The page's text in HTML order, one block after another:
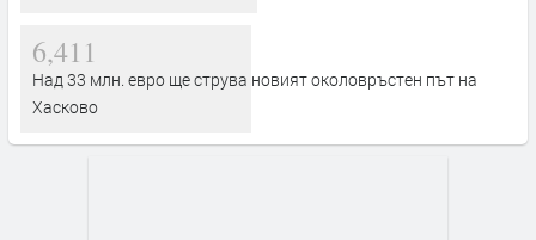
6,411
Над 33 млн. евро ще струва новият околовръстен път на
Хасково